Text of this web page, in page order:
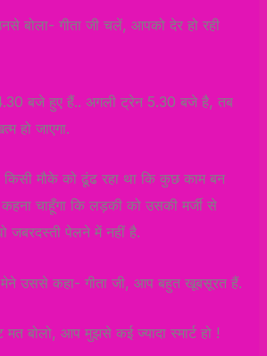
बोला- गीता जी चलें, आपको देर हो रही
बजे हुए हैं.. अगली ट्रेन 5.30 बजे है, तब
हो जाएगा.
किसी मौके को ढूंढ रहा था कि कुछ काम बन
चाहूँगा कि लड़की को उसकी मर्जी से
जबरदस्ती पेलने में नहीं है.
उससे कहा- गीता जी, आप बहुत खूबसूरत हैं.
बोलो, आप मुझसे कई ज्यादा स्मार्ट हो !